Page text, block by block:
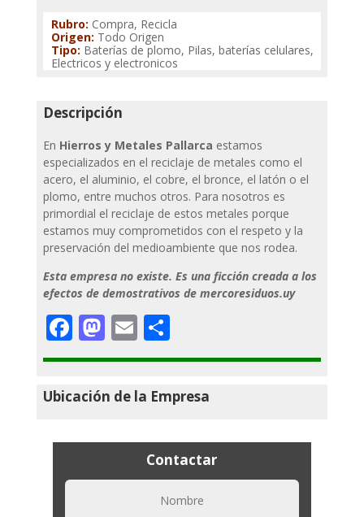
Rubro: Compra, Recicla
Origen: Todo Origen
Tipo: Baterías de plomo, Pilas, baterías celulares,
Electricos y electronicos
Descripción
En Hierros y Metales Pallarca estamos
especializados en el reciclaje de metales como el
acero, el aluminio, el cobre, el bronce, el latón o el
plomo, entre muchos otros. Para nosotros es
primordial el reciclaje de estos metales porque
estamos muy comprometidos con el respeto y la
preservación del medioambiente que nos rodea.
Esta empresa no existe. Es una ficción creada a los
efectos de demostrativos de mercoresiduos.uy
Facebook
Mastodon
EmailCompartir
Ubicación de la Empresa
Contactar